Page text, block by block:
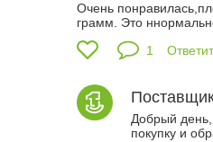
Очень
грамм. Это
1
Добрый
покупку и